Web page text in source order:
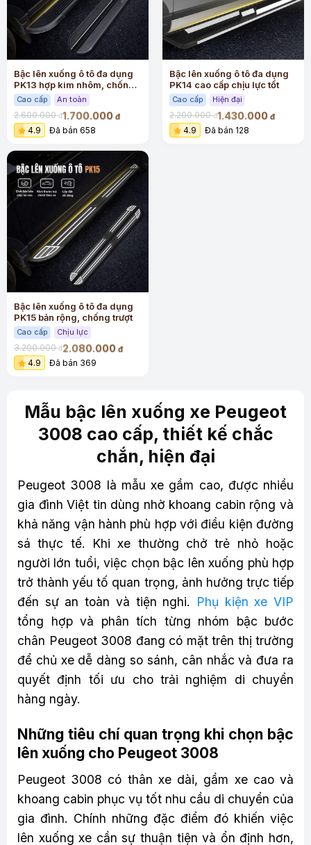
Bậc lên xuống ô tô đa dụng
PK13 hợp kim nhôm, chống
trượt
Cao cấp An toàn
2.600.000đ1.700.000 đ
4.9 Đã bán 658
Bậc lên xuống ô tô đa dụng
PK14 cao cấp chịu lực tốt
Cao cấp Hiện đại
2.200.000đ1.430.000 đ
4.9 Đã bán 128
Bậc lên xuống ô tô đa dụng
PK15 bản rộng, chống trượt
Cao cấp Chịu lực
3.200.000đ2.080.000 đ
4.9 Đã bán 369
Mẫu bậc lên xuống xe Peugeot
3008 cao cấp, thiết kế chắc
chắn, hiện đại
Peugeot 3008 là mẫu xe gầm cao, được nhiều
gia đình Việt tin dùng nhờ khoang cabin rộng và
khả năng vận hành phù hợp với điều kiện đường
sá thực tế. Khi xe thường chở trẻ nhỏ hoặc
người lớn tuổi, việc chọn bậc lên xuống phù hợp
trở thành yếu tố quan trọng, ảnh hưởng trực tiếp
đến sự an toàn và tiện nghi. Phụ kiện xe VIP
tổng hợp và phân tích từng nhóm bậc bước
chân Peugeot 3008 đang có mặt trên thị trường
để chủ xe dễ dàng so sánh, cân nhắc và đưa ra
quyết định tối ưu cho trải nghiệm di chuyển
hàng ngày.
Những tiêu chí quan trọng khi chọn bậc
lên xuống cho Peugeot 3008
Peugeot 3008 có thân xe dài, gầm xe cao và
khoang cabin phục vụ tốt nhu cầu di chuyển của
gia đình. Chính những đặc điểm đó khiến việc
lên xuống xe cần sự thuận tiện và ổn định hơn,